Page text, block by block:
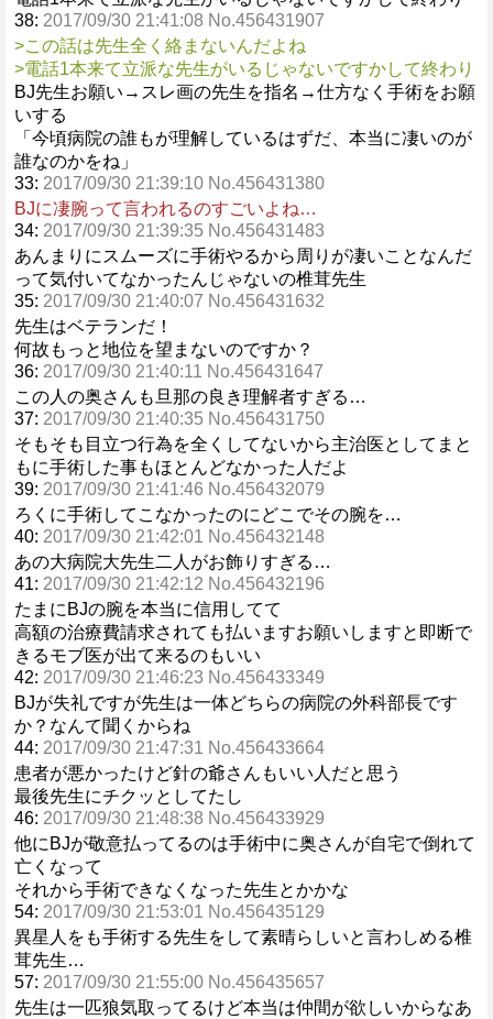
38: 2017/09/30 21:41:08 No.456431907
>この話は先生全く絡まないんだよね
>電話1本来て立派な先生がいるじゃないですかして終わり
BJ先生お願い→スレ画の先生を指名→仕方なく手術をお願
いする
「今頃病院の誰もが理解しているはずだ、本当に凄いのが
誰なのかをね」
33: 2017/09/30 21:39:10 No.456431380
BJに凄腕って言われるのすごいよね…
34: 2017/09/30 21:39:35 No.456431483
あんまりにスムーズに手術やるから周りが凄いことなんだ
って気付いてなかったんじゃないの椎茸先生
35: 2017/09/30 21:40:07 No.456431632
先生はベテランだ！
何故もっと地位を望まないのですか？
36: 2017/09/30 21:40:11 No.456431647
この人の奥さんも旦那の良き理解者すぎる…
37: 2017/09/30 21:40:35 No.456431750
そもそも目立つ行為を全くしてないから主治医としてまと
もに手術した事もほとんどなかった人だよ
39: 2017/09/30 21:41:46 No.456432079
ろくに手術してこなかったのにどこでその腕を…
40: 2017/09/30 21:42:01 No.456432148
あの大病院大先生二人がお飾りすぎる…
41: 2017/09/30 21:42:12 No.456432196
たまにBJの腕を本当に信用してて
高額の治療費請求されても払いますお願いしますと即断で
きるモブ医が出て来るのもいい
42: 2017/09/30 21:46:23 No.456433349
BJが失礼ですが先生は一体どちらの病院の外科部長です
か？なんて聞くからね
44: 2017/09/30 21:47:31 No.456433664
患者が悪かったけど針の爺さんもいい人だと思う
最後先生にチクッとしてたし
46: 2017/09/30 21:48:38 No.456433929
他にBJが敬意払ってるのは手術中に奥さんが自宅で倒れて
亡くなって
それから手術できなくなった先生とかかな
54: 2017/09/30 21:53:01 No.456435129
異星人をも手術する先生をして素晴らしいと言わしめる椎
茸先生…
57: 2017/09/30 21:55:00 No.456435657
先生は一匹狼気取ってるけど本当は仲間が欲しいからなあ